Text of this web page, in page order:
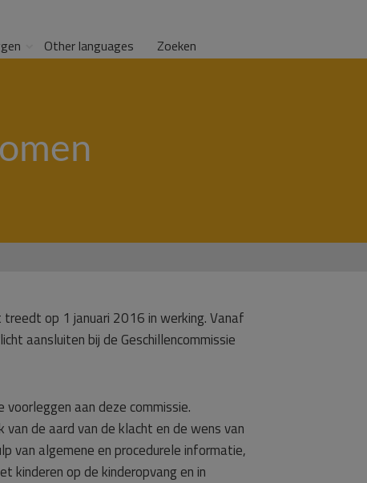
Other languages Zoeken
op 1 januari 2016 in werking. Vanaf
aansluiten bij de Geschillencommissie
aan deze commissie.
de aard van de klacht en de wens van
van algemene en procedurele informatie,
kinderen op de kinderopvang en in